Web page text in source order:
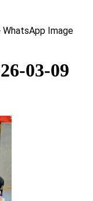
WhatsApp Image
03-09